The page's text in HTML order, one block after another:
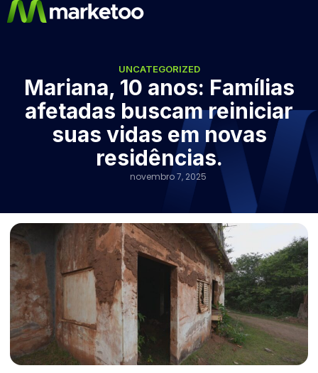
UNCATEGORIZED
Mariana, 10 anos: Famílias
afetadas buscam reiniciar
suas vidas em novas
residências.
novembro 7, 2025